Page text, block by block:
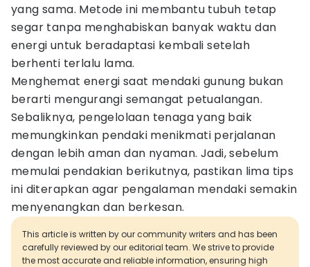
yang sama. Metode ini membantu tubuh tetap
segar tanpa menghabiskan banyak waktu dan
energi untuk beradaptasi kembali setelah
berhenti terlalu lama.
Menghemat energi saat mendaki gunung bukan
berarti mengurangi semangat petualangan.
Sebaliknya, pengelolaan tenaga yang baik
memungkinkan pendaki menikmati perjalanan
dengan lebih aman dan nyaman. Jadi, sebelum
memulai pendakian berikutnya, pastikan lima tips
ini diterapkan agar pengalaman mendaki semakin
menyenangkan dan berkesan.
This article is written by our community writers and has been
carefully reviewed by our editorial team. We strive to provide
the most accurate and reliable information, ensuring high